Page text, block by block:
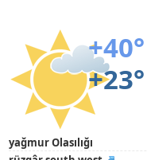
+40°
+23°
yağmur Olasılığı